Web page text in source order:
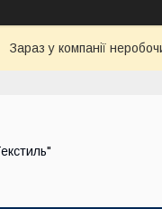
Зараз у компанії